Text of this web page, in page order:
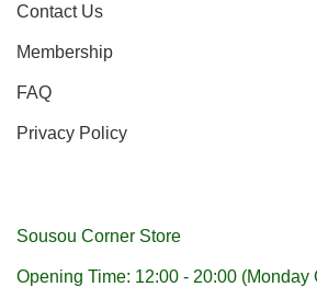
Contact Us
Membership
FAQ
Privacy Policy
Sousou Corner Store
Opening Time: 12:00 - 20:00 (Monday